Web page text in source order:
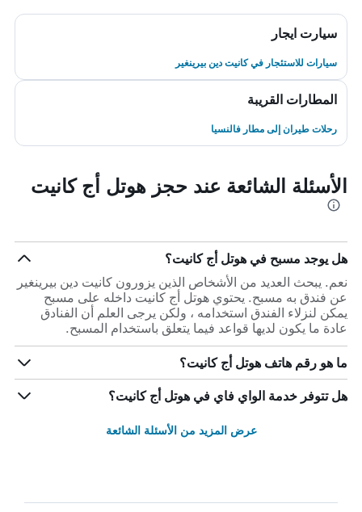
سيارت ايجار
سيارات للاستئجار في كانيت دين بيرينغير
المطارات القريبة
رحلات طيران إلى مطار فالنسيا
الأسئلة الشائعة عند حجز هوتل أج كانيت
هل يوجد مسبح في هوتل أج كانيت؟
نعم. يبحث العديد من الأشخاص الذين يزورون كانيت دين بيرينغير
عن فندق به مسبح. يحتوي هوتل أج كانيت داخله على مسبح
يمكن لنزلاء الفندق استخدامه ، ولكن يرجى العلم أن الفنادق
عادة ما يكون لديها قواعد فيما يتعلق باستخدام المسبح.
ما هو رقم هاتف هوتل أج كانيت؟
هل تتوفر خدمة الواي فاي في هوتل أج كانيت؟
عرض المزيد من الأسئلة الشائعة